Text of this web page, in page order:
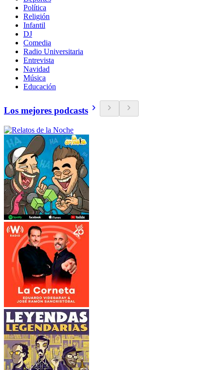
Política
Religión
Infantil
DJ
Comedia
Radio Universitaria
Entrevista
Navidad
Música
Educación
Los mejores podcasts